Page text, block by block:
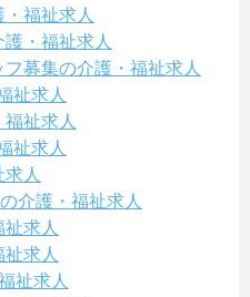
福祉求人
・福祉求人
募集の介護・福祉求人
祉求人
祉求人
祉求人
人
介護・福祉求人
求人
求人
祉求人